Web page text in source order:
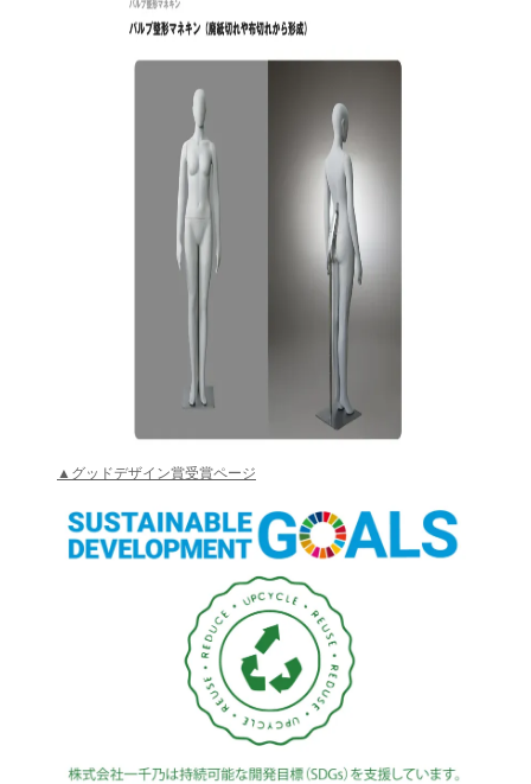
▲グッドデザイン賞受賞ページ